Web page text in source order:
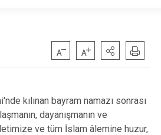
kılınan bayram namazı sonrası
dayanışmanın ve
ve tüm İslam âlemine huzur,